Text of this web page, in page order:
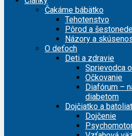
Čakáme bábätko
Tehotenstvo
Pôrod a
Názory a
O deťoch
Deti a zdravie
Sprievodca
Očkovanie
Diafórum –
diabetom
Dojčiatko a
Dojčenie